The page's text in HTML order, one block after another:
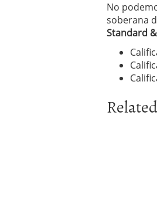
No
soberana
Standard